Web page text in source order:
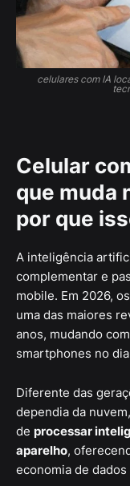
celulares com IA
Celular
que muda
por que
A inteligência
complementar e
mobile. Em 2026, os
uma das maiores
anos, mudando
smartphones no
Diferente das
dependia da
de processar
aparelho,
economia de